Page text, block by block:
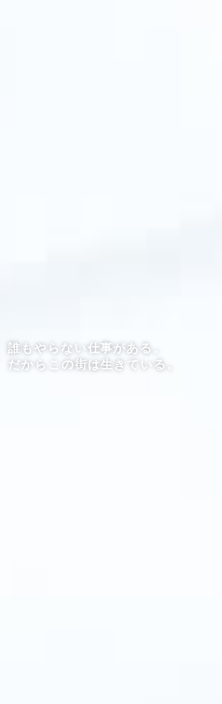
誰もやらない仕事がある。
だからこの街は生きている。